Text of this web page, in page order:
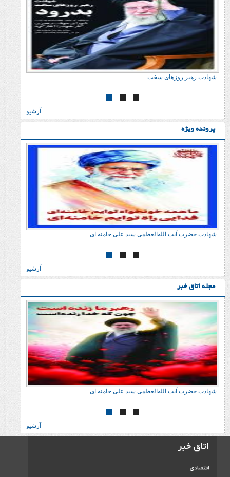
رهبر روزهای سخت
آیت الله‌العظمی سید علی خامنه ای
آیت الله‌العظمی سید علی خامنه ای